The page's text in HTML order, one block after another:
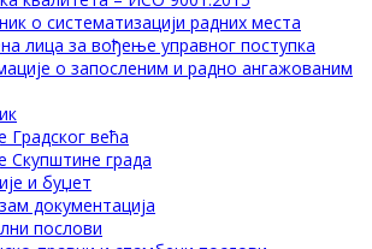
о систематизацији радних места
лица за вођење управног поступка
о запосленим и радно ангажованим
Градског већа
Скупштине града
и буџет
документација
послови